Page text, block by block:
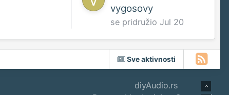
vygosovy
se pridružio Jul 20
Sve aktivnosti
diyAudio.rs